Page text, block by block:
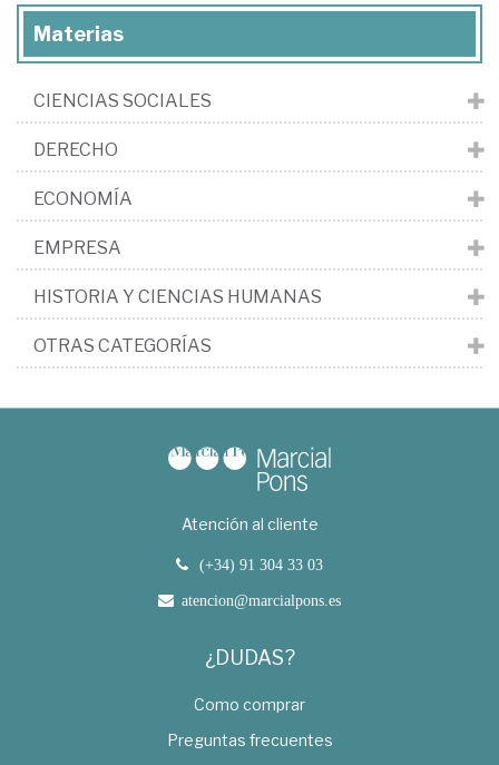
Materias
CIENCIAS SOCIALES
DERECHO
ECONOMÍA
EMPRESA
HISTORIA Y CIENCIAS HUMANAS
OTRAS CATEGORÍAS
Atención al cliente
(+34) 91 304 33 03
atencion@marcialpons.es
¿DUDAS?
Como comprar
Preguntas frecuentes